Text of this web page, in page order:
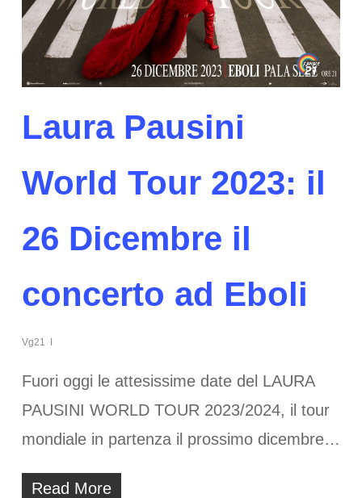
Laura Pausini
World Tour 2023: il
26 Dicembre il
concerto ad Eboli
Vg21
Fuori oggi le attesissime date del LAURA
PAUSINI WORLD TOUR 2023/2024, il tour
mondiale in partenza il prossimo dicembre…
Read More